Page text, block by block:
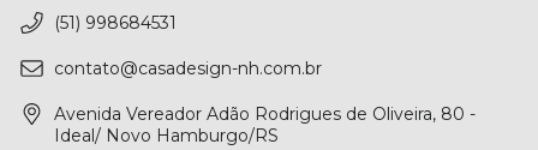
(51) 998684531
contato@casadesign-nh.com.br
Avenida Vereador Adão Rodrigues de Oliveira, 80 -
Ideal/ Novo Hamburgo/RS